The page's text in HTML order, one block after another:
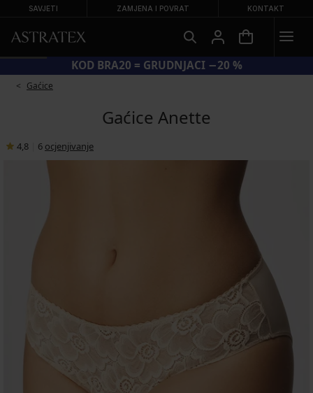
SAVJETI ZAMJENA I POVRAT KONTAKT
KOD BRA20 = GRUDNJACI −20 %
Gaćice
Gaćice Anette
4,8 6 ocjenjivanje